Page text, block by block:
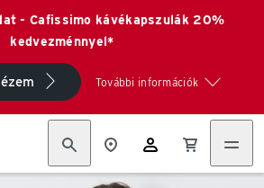
- Cafissimo kávékapszulák 20%
kedvezménnyel*
További információk